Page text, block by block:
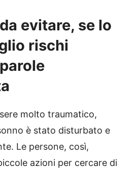
evitare, se lo
rischi
molto traumatico,
è stato disturbato e
Le persone, così,
azioni per cercare di